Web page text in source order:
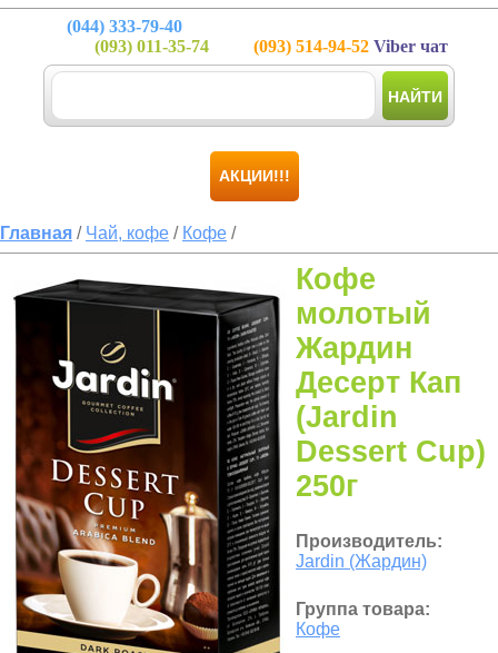
(044) 333-79-40
(093) 011-35-74 (093) 514-94-52 Viber чат
НАЙТИ
АКЦИИ!!!
Главная / Чай, кофе / Кофе /
Кофе
молотый
Жардин
Десерт Кап
(Jardin
Dessert Cup)
250г
Производитель:
Jardin (Жардин)
Группа товара:
Кофе